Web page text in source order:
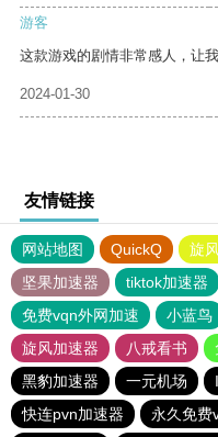
游客
这款游戏的剧情非常感人，让
2024-01-30
友情链接
网站地图 QuickQ 旋
坚果加速器
tiktok加速器
免费vqn外网加速
小蓝鸟
旋风加速器
八戒看书
黑豹加速器
一元机场
快连pvn加速器
永久免费